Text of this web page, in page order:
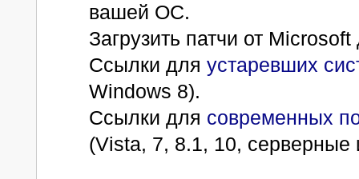
вашей ОС.
Загрузить патчи от
Ccылки для устаревших
Windows 8).
Ссылки для современных
(Vista, 7, 8.1, 10,